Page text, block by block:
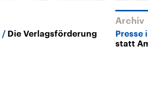
Die Verlagsförderung
Archiv
Presse
statt